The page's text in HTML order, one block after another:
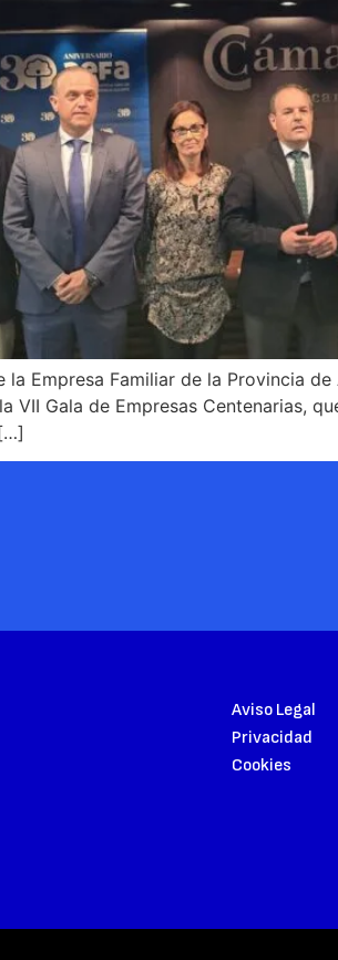
Empresa Familiar de la Provincia
VII Gala de Empresas Centenarias,
Aviso Legal
Privacidad
Cookies